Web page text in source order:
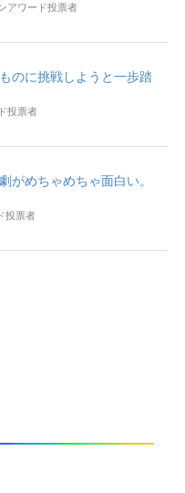
アワード投票者
のに挑戦しようと一歩踏
投票者
がめちゃめちゃ面白い。
投票者